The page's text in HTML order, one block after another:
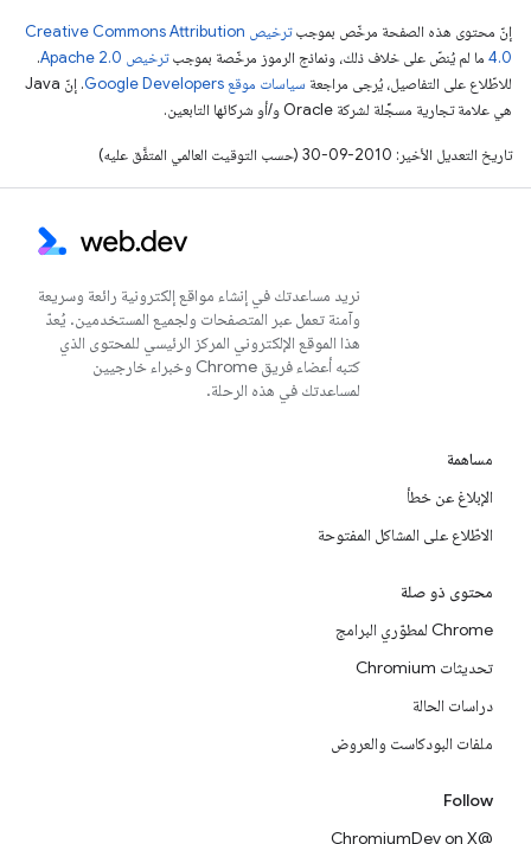
إنّ محتوى هذه الصفحة مرخّص بموجب
ترخيص Creative Commons Attribution
4.0‏ ما لم يُنصّ على خلاف ذلك، ونماذج الرموز مرخّصة بموجبترخيص Apache 2.0‏
.
للاطّلاع على التفاصيل، يُرجى مراجعة سياسات موقع Google Developers‏
. إنّ Java
هي علامة تجارية مسجَّلة لشركة Oracle و/أو شركائها التابعين.
تاريخ التعديل الأخير: 2010-09-30 (حسب التوقيت العالمي المتفَّق عليه)
نريد مساعدتك في إنشاء مواقع إلكترونية رائعة وسريعة
وآمنة تعمل عبر المتصفحات ولجميع المستخدمين. يُعدّ
هذا الموقع الإلكتروني المركز الرئيسي للمحتوى الذي
كتبه أعضاء فريق Chrome وخبراء خارجيين
لمساعدتك في هذه الرحلة.
مساهمة
الإبلاغ عن خطأ
الاطّلاع على المشاكل المفتوحة
محتوى ذو صلة
Chrome لمطوّري البرامج
تحديثات Chromium
دراسات الحالة
ملفات البودكاست والعروض
Follow
@ChromiumDev on X